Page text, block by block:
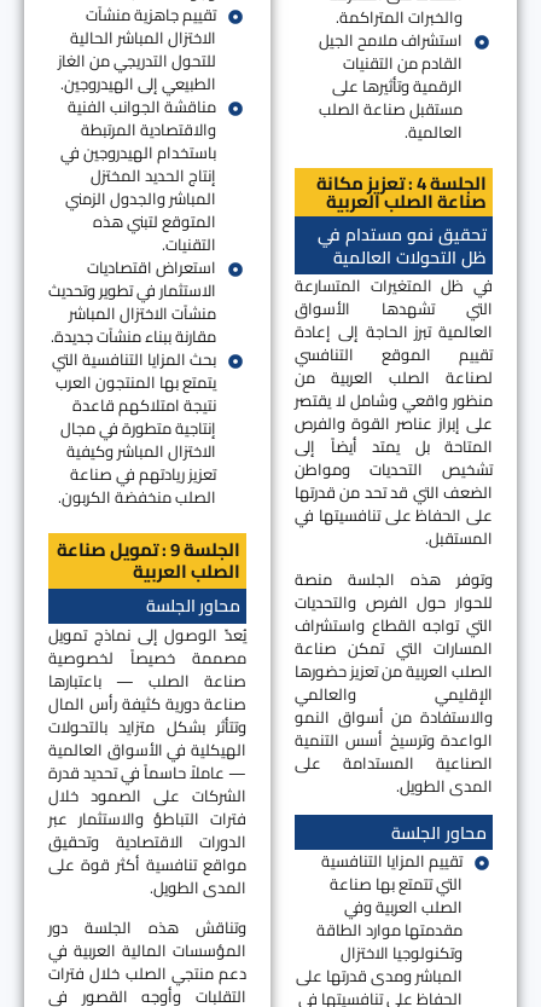
والخبرات المتراكمة.
استشراف ملامح الجيل
القادم من التقنيات
الرقمية وتأثيرها على
مستقبل صناعة الصلب
العالمية.
الجلسة 4 : تعزيز مكانة
صناعة الصلب العربية
تحقيق نمو مستدام في
ظل التحولات العالمية
في ظل المتغيرات المتسارعة
التي تشهدها الأسواق
العالمية تبرز الحاجة إلى إعادة
تقييم الموقع التنافسي
لصناعة الصلب العربية من
منظور واقعي وشامل لا يقتصر
على إبراز عناصر القوة والفرص
المتاحة بل يمتد أيضاً إلى
تشخيص التحديات ومواطن
الضعف التي قد تحد من قدرتها
على الحفاظ على تنافسيتها في
المستقبل.
وتوفر هذه الجلسة منصة
للحوار حول الفرص والتحديات
التي تواجه القطاع واستشراف
المسارات التي تمكن صناعة
الصلب العربية من تعزيز حضورها
الإقليمي والعالمي
والاستفادة من أسواق النمو
الواعدة وترسيخ أسس التنمية
الصناعية المستدامة على
المدى الطويل.
محاور الجلسة
تقييم المزايا التنافسية
التي تتمتع بها صناعة
الصلب العربية وفي
مقدمتها موارد الطاقة
وتكنولوجيا الاختزال
المباشر ومدى قدرتها على
الحفاظ على تنافسيتها في
تقييم جاهزية منشآت
الاختزال المباشر الحالية
للتحول التدريجي من الغاز
الطبيعي إلى الهيدروجين.
مناقشة الجوانب الفنية
والاقتصادية المرتبطة
باستخدام الهيدروجين في
إنتاج الحديد المختزل
المباشر والجدول الزمني
المتوقع لتبني هذه
التقنيات.
استعراض اقتصاديات
الاستثمار في تطوير وتحديث
منشآت الاختزال المباشر
مقارنة ببناء منشآت جديدة.
بحث المزايا التنافسية التي
يتمتع بها المنتجون العرب
نتيجة امتلاكهم قاعدة
إنتاجية متطورة في مجال
الاختزال المباشر وكيفية
تعزيز ريادتهم في صناعة
الصلب منخفضة الكربون.
الجلسة 9 : تمويل صناعة
الصلب العربية
محاور الجلسة
يُعدّ الوصول إلى نماذج تمويل
مصممة خصيصاً لخصوصية
صناعة الصلب — باعتبارها
صناعة دورية كثيفة رأس المال
وتتأثر بشكل متزايد بالتحولات
الهيكلية في الأسواق العالمية
— عاملاً حاسماً في تحديد قدرة
الشركات على الصمود خلال
فترات التباطؤ والاستثمار عبر
الدورات الاقتصادية وتحقيق
مواقع تنافسية أكثر قوة على
المدى الطويل.
وتناقش هذه الجلسة دور
المؤسسات المالية العربية في
دعم منتجي الصلب خلال فترات
التقلبات وأوجه القصور في